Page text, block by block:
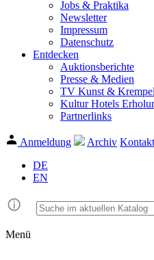
Jobs & Praktika
Newsletter
Impressum
Datenschutz
Entdecken
Auktionsberichte
Presse & Medien
TV Kunst & Krempel
Kultur Hotels
Partnerlinks
Anmeldung Archiv Kontakt
DE
EN
Menü